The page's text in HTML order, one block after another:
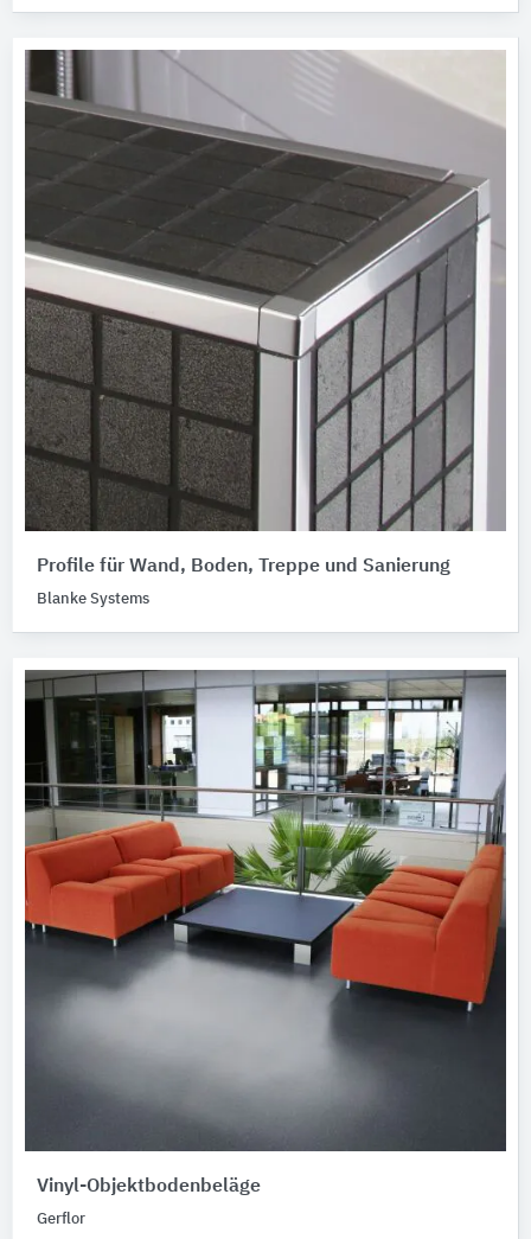
Profile für Wand, Boden, Treppe und Sanierung
Blanke Systems
Vinyl-Objektbodenbeläge
Gerflor